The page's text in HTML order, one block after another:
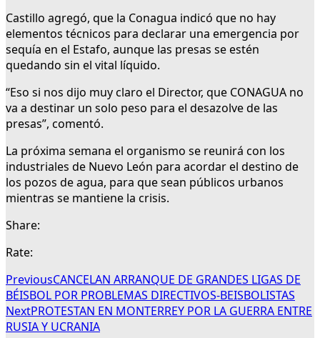
Castillo agregó, que la Conagua indicó que no hay
elementos técnicos para declarar una emergencia por
sequía en el Estafo, aunque las presas se estén
quedando sin el vital líquido.
“Eso si nos dijo muy claro el Director, que CONAGUA no
va a destinar un solo peso para el desazolve de las
presas”, comentó.
La próxima semana el organismo se reunirá con los
industriales de Nuevo León para acordar el destino de
los pozos de agua, para que sean públicos urbanos
mientras se mantiene la crisis.
Share:
Rate:
PreviousCANCELAN ARRANQUE DE GRANDES LIGAS DE
BÉISBOL POR PROBLEMAS DIRECTIVOS-BEISBOLISTAS
NextPROTESTAN EN MONTERREY POR LA GUERRA ENTRE
RUSIA Y UCRANIA